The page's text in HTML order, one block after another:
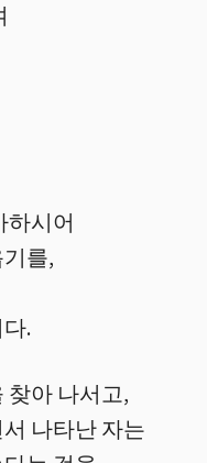
하시어
를,
.
찾아 나서고,
나타난 자는